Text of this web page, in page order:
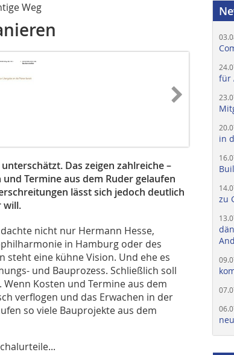
Weg
Das zeigen zahlreiche –
Termine aus dem Ruder gelaufen
lässt sich jedoch deutlich
will.
nicht nur Hermann Hesse,
in Hamburg oder des
steht eine kühne Vision. Und ehe es
und Bauprozess. Schließlich soll
Kosten und Termine aus dem
verflogen und das Erwachen in der
so viele Bauprojekte aus dem
für
in
zu